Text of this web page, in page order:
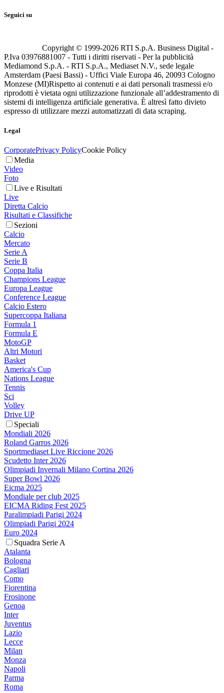
Seguici su
Copyright © 1999-2026 RTI S.p.A. Business Digital -
P.Iva 03976881007 - Tutti i diritti riservati - Per la pubblicità
Mediamond S.p.A. - RTI S.p.A., Mediaset N.V., sede legale
Amsterdam (Paesi Bassi) - Uffici Viale Europa 46, 20093 Cologno
Monzese (MI)Rispetto ai contenuti e ai dati personali trasmessi e/o
riprodotti è vietata ogni utilizzazione funzionale all’addestramento di
sistemi di intelligenza artificiale generativa. È altresì fatto divieto
espresso di utilizzare mezzi automatizzati di data scraping.
Legal
CorporatePrivacy PolicyCookie Policy
Media
Video
Foto
Live e Risultati
Live
Diretta Calcio
Risultati e Classifiche
Sezioni
Calcio
Mercato
Serie A
Serie B
Coppa Italia
Champions League
Europa League
Conference League
Calcio Estero
Supercoppa Italiana
Formula 1
Formula E
MotoGP
Altri Motori
Basket
America's Cup
Nations League
Tennis
Sci
Volley
Drive UP
Speciali
Mondiali 2026
Roland Garros 2026
Sportmediaset Live Riccione 2026
Scudetto Inter 2026
Olimpiadi Invernali Milano Cortina 2026
Super Bowl 2026
Eicma 2025
Mondiale per club 2025
EICMA Riding Fest 2025
Paralimpiadi Parigi 2024
Olimpiadi Parigi 2024
Euro 2024
Squadra Serie A
Atalanta
Bologna
Cagliari
Como
Fiorentina
Frosinone
Genoa
Inter
Juventus
Lazio
Lecce
Milan
Monza
Napoli
Parma
Roma